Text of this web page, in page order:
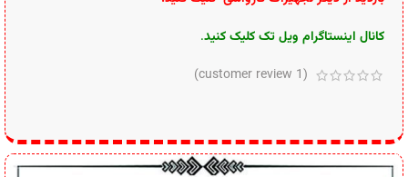
کانال اینستاگرام ویل تک کلیک کنید.
(
1